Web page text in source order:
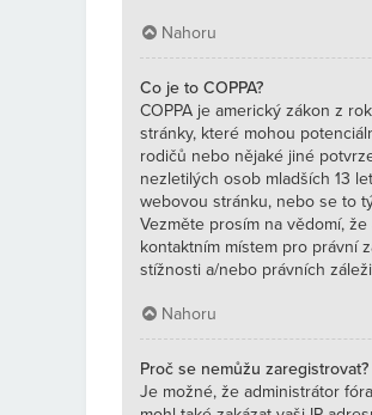
Nahoru
Co je to COPPA?
COPPA je americký zákon z
stránky, které mohou
rodičů nebo nějaké jiné
nezletilých osob mladších 13
webovou stránku, nebo se to
Vezměte prosím na vědomí,
kontaktním místem pro právní
stížnosti a/nebo právních
Nahoru
Proč se nemůžu zaregistrovat?
Je možné, že administrátor